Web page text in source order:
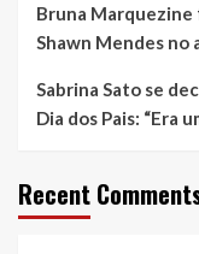
Bruna Marquezine
Shawn Mendes no
Sabrina Sato se
Dia dos Pais: “Era
Recent